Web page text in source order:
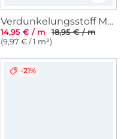
Verdunkelungsstoff Meliert, grau
14,95 € / m
18,95 € / m
(9,97 € / 1 m²)
-21%